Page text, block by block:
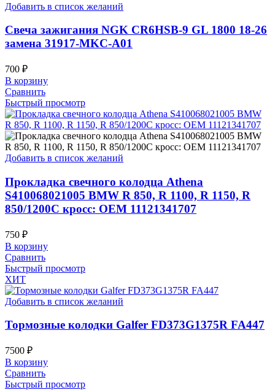
Добавить в список желаний
Свеча зажигания NGK CR6HSB-9 GL 1800 18-26
замена 31917-MKC-A01
700 ₽
В корзину
Сравнить
Быстрый просмотр
Добавить в список желаний
Прокладка свечного колодца Athena
S410068021005 BMW R 850, R 1100, R 1150, R
850/1200C кросс: OEM 11121341707
750 ₽
В корзину
Сравнить
Быстрый просмотр
ХИТ
Добавить в список желаний
Тормозные колодки Galfer FD373G1375R FA447
7500 ₽
В корзину
Сравнить
Быстрый просмотр